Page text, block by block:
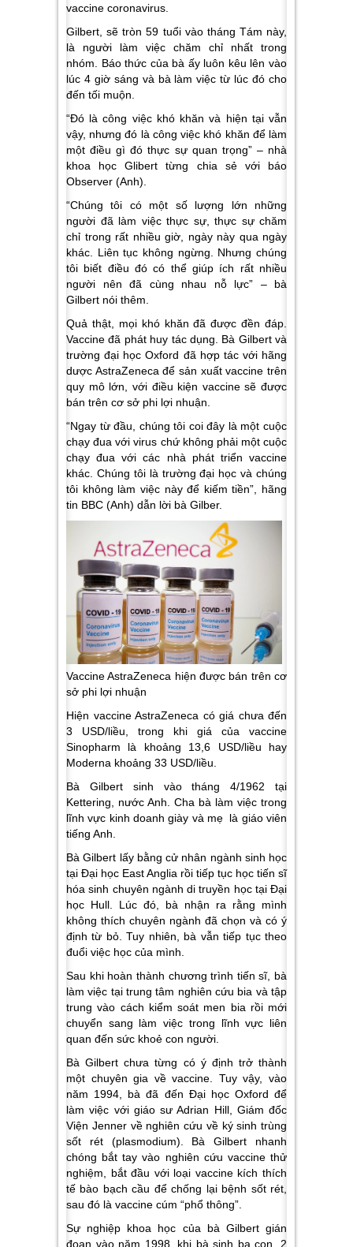
vaccine coronavirus.
Gilbert, sẽ tròn 59 tuổi vào tháng Tám này,
là người làm việc chăm chỉ nhất trong
nhóm. Báo thức của bà ấy luôn kêu lên vào
lúc 4 giờ sáng và bà làm việc từ lúc đó cho
đến tối muộn.
“Đó là công việc khó khăn và hiện tại vẫn
vậy, nhưng đó là công việc khó khăn để làm
một điều gì đó thực sự quan trọng” – nhà
khoa học Glibert từng chia sẻ với báo
Observer (Anh).
“Chúng tôi có một số lượng lớn những
người đã làm việc thực sự, thực sự chăm
chỉ trong rất nhiều giờ, ngày này qua ngày
khác. Liên tục không ngừng. Nhưng chúng
tôi biết điều đó có thể giúp ích rất nhiều
người nên đã cùng nhau nỗ lực” – bà
Gilbert nói thêm.
Quả thật, mọi khó khăn đã được đền đáp.
Vaccine đã phát huy tác dụng. Bà Gilbert và
trường đại học Oxford đã hợp tác với hãng
dược AstraZeneca để sản xuất vaccine trên
quy mô lớn, với điều kiện vaccine sẽ được
bán trên cơ sở phi lợi nhuận.
“Ngay từ đầu, chúng tôi coi đây là một cuộc
chạy đua với virus chứ không phải một cuộc
chạy đua với các nhà phát triển vaccine
khác. Chúng tôi là trường đại học và chúng
tôi không làm việc này để kiếm tiền”, hãng
tin BBC (Anh) dẫn lời bà Gilber.
Vaccine AstraZeneca hiện được bán trên cơ
sở phi lợi nhuận
Hiện vaccine AstraZeneca có giá chưa đến
3 USD/liều, trong khi giá của vaccine
Sinopharm là khoảng 13,6 USD/liều hay
Moderna khoảng 33 USD/liều.
Bà Gilbert sinh vào tháng 4/1962 tại
Kettering, nước Anh. Cha bà làm việc trong
lĩnh vực kinh doanh giày và mẹ là giáo viên
tiếng Anh.
Bà Gilbert lấy bằng cử nhân ngành sinh học
tại Đại học East Anglia rồi tiếp tục học tiến sĩ
hóa sinh chuyên ngành di truyền học tại Đại
học Hull. Lúc đó, bà nhận ra rằng mình
không thích chuyên ngành đã chọn và có ý
định từ bỏ. Tuy nhiên, bà vẫn tiếp tục theo
đuổi việc học của mình.
Sau khi hoàn thành chương trình tiến sĩ, bà
làm việc tại trung tâm nghiên cứu bia và tập
trung vào cách kiểm soát men bia rồi mới
chuyển sang làm việc trong lĩnh vực liên
quan đến sức khoẻ con người.
Bà Gilbert chưa từng có ý định trở thành
một chuyên gia về vaccine. Tuy vậy, vào
năm 1994, bà đã đến Đại học Oxford để
làm việc với giáo sư Adrian Hill, Giám đốc
Viện Jenner về nghiên cứu về ký sinh trùng
sốt rét (plasmodium). Bà Gilbert nhanh
chóng bắt tay vào nghiên cứu vaccine thử
nghiệm, bắt đầu với loại vaccine kích thích
tế bào bạch cầu để chống lại bệnh sốt rét,
sau đó là vaccine cúm “phổ thông”.
Sự nghiệp khoa học của bà Gilbert gián
đoạn vào năm 1998, khi bà sinh ba con, 2